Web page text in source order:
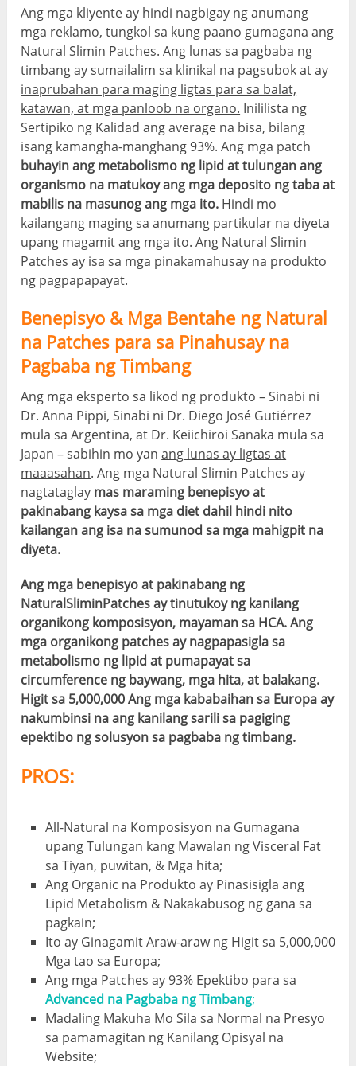
Ang mga kliyente ay hindi nagbigay ng anumang
mga reklamo, tungkol sa kung paano gumagana ang
Natural Slimin Patches. Ang lunas sa pagbaba ng
timbang ay sumailalim sa klinikal na pagsubok at ay
inaprubahan para maging ligtas para sa balat,
katawan, at mga panloob na organo. Inililista ng
Sertipiko ng Kalidad ang average na bisa, bilang
isang kamangha-manghang 93%. Ang mga patch
buhayin ang metabolismo ng lipid at tulungan ang
organismo na matukoy ang mga deposito ng taba at
mabilis na masunog ang mga ito. Hindi mo
kailangang maging sa anumang partikular na diyeta
upang magamit ang mga ito. Ang Natural Slimin
Patches ay isa sa mga pinakamahusay na produkto
ng pagpapapayat.
Benepisyo & Mga Bentahe ng Natural
na Patches para sa Pinahusay na
Pagbaba ng Timbang
Ang mga eksperto sa likod ng produkto – Sinabi ni
Dr. Anna Pippi, Sinabi ni Dr. Diego José Gutiérrez
mula sa Argentina, at Dr. Keiichiroi Sanaka mula sa
Japan – sabihin mo yanang lunas ay ligtas at
maaasahan. Ang mga Natural Slimin Patches ay
nagtataglay mas maraming benepisyo at
pakinabang kaysa sa mga diet dahil hindi nito
kailangan ang isa na sumunod sa mga mahigpit na
diyeta.
Ang mga benepisyo at pakinabang ng
NaturalSliminPatches ay tinutukoy ng kanilang
organikong komposisyon, mayaman sa HCA. Ang
mga organikong patches ay nagpapasigla sa
metabolismo ng lipid at pumapayat sa
circumference ng baywang, mga hita, at balakang.
Higit sa 5,000,000 Ang mga kababaihan sa Europa ay
nakumbinsi na ang kanilang sarili sa pagiging
epektibo ng solusyon sa pagbaba ng timbang.
PROS:
All-Natural na Komposisyon na Gumagana
upang Tulungan kang Mawalan ng Visceral Fat
sa Tiyan, puwitan, & Mga hita;
Ang Organic na Produkto ay Pinasisigla ang
Lipid Metabolism & Nakakabusog ng gana sa
pagkain;
Ito ay Ginagamit Araw-araw ng Higit sa 5,000,000
Mga tao sa Europa;
Ang mga Patches ay 93% Epektibo para sa
Advanced na Pagbaba ng Timbang;
Madaling Makuha Mo Sila sa Normal na Presyo
sa pamamagitan ng Kanilang Opisyal na
Website;